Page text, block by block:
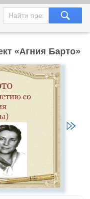
«Агния Барто»